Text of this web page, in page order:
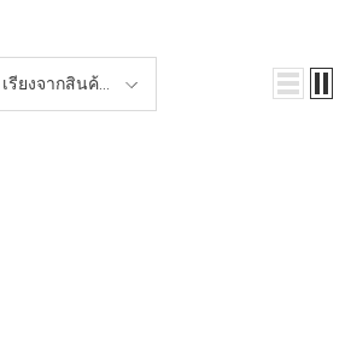
เรียงจากสินค้า
ใหม่-เก่า